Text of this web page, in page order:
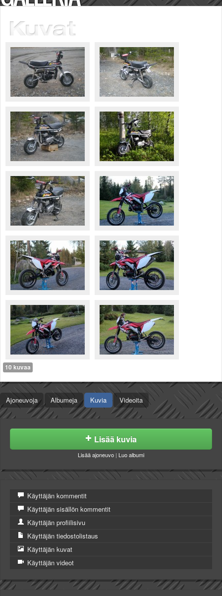
Säännöt ja ohjeet
Uudet ajoneuvot
Uudet kuvat
Uudet kommentit
MYYDÄÄN
Haku
Ohjeet
Osat
TIETOPANKKI
TAPAHTUMAT
MP15 kuvia
MP14 kuvia
ACS 2015 kuvia
Lisää uusi tapahtuma
UUTISET
SÄÄ
Valitse paikkakunta
Helsingin sää
Tampereen sää
Turun sää
Oulun sää
Kuopion sää
MUUT
VIP-jäsenyys
Paidat ja vaatteet
Suunnittele oma paita
Mainostus
Palaute
Kevytversio
10 kuvaa
Ajoneuvoja Albumeja Kuvia Videoita
Lisää kuvia
Lisää ajoneuvo | Luo albumi
Käyttäjän kommentit
Käyttäjän sisällön kommentit
Käyttäjän profiilisivu
Käyttäjän tiedostolistaus
Käyttäjän kuvat
Käyttäjän videot